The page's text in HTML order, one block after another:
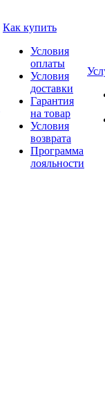
Как купить
Условия
оплаты
Условия
доставки
Гарантия
на товар
Условия
возврата
Программа
лояльности